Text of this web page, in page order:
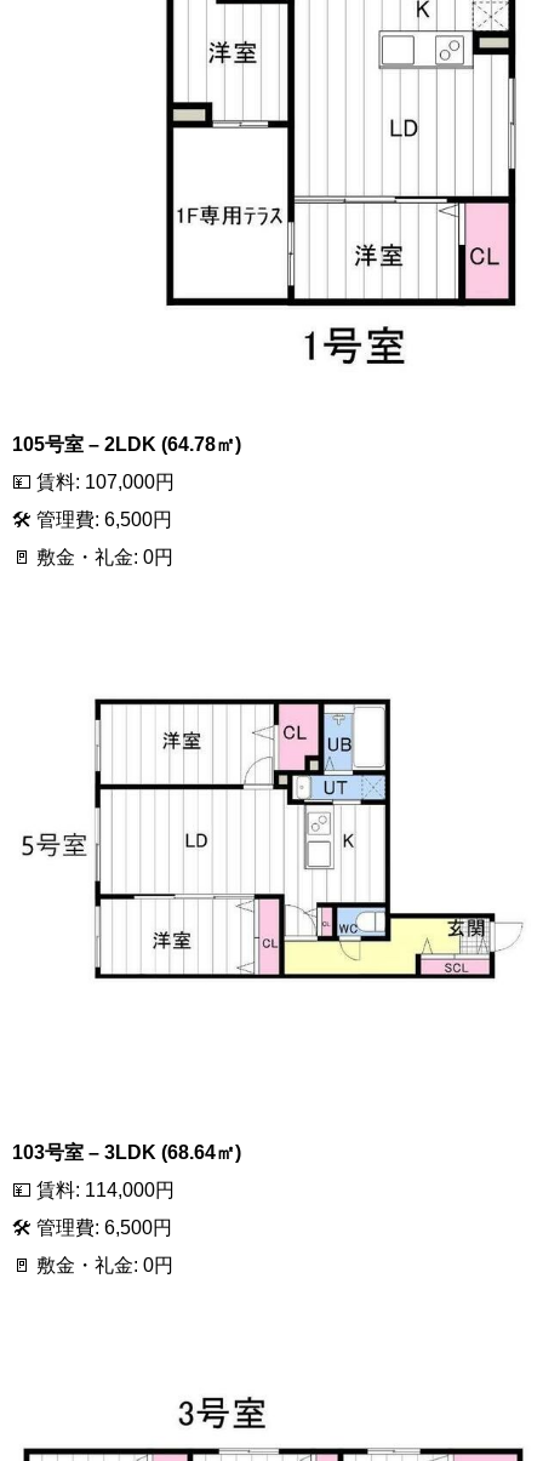
105号室 – 2LDK (64.78㎡)
💴 賃料: 107,000円
🛠 管理費: 6,500円
🚪 敷金・礼金: 0円
103号室 – 3LDK (68.64㎡)
💴 賃料: 114,000円
🛠 管理費: 6,500円
🚪 敷金・礼金: 0円